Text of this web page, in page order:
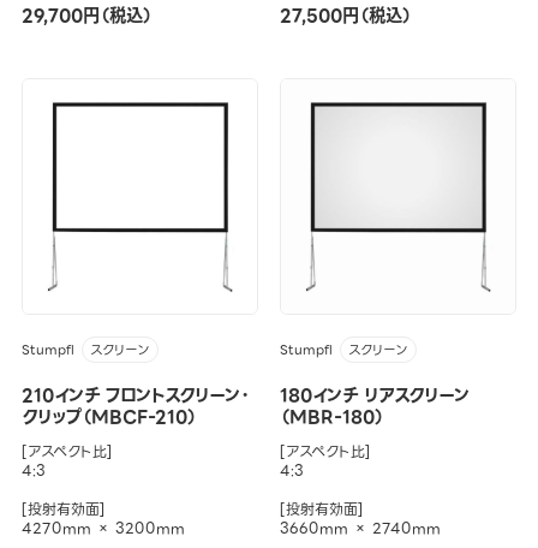
29,700円（税込） 27,500円（税込）
Stumpfl スクリーン
210インチ フロントスクリーン・
クリップ（MBCF-210）
[アスペクト比]
4:3
[投射有効面]
4270mm × 3200mm
Stumpfl スクリーン
180インチ リアスクリーン
（MBR-180）
[アスペクト比]
4:3
[投射有効面]
3660mm × 2740mm